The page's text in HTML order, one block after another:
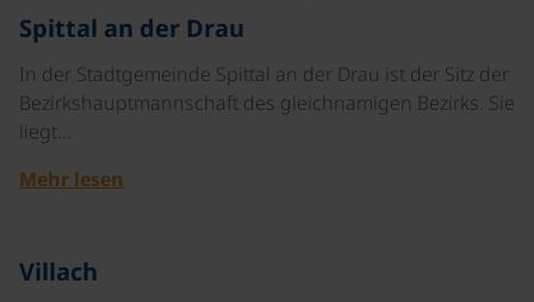
Spittal an der Drau
In der Stadtgemeinde Spittal an der Drau ist der Sitz der
Bezirkshauptmannschaft des gleichnamigen Bezirks. Sie
liegt…
Mehr lesen
Villach